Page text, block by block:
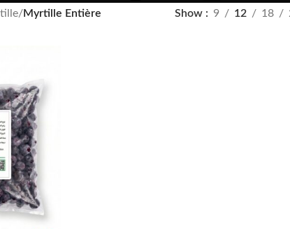
/Myrtille Entière Show 9 12 18